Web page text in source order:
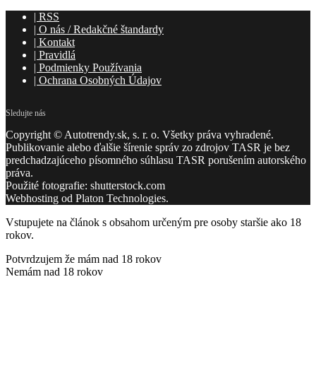
| RSS
| O nás / Redakčné štandardy
| Kontakt
| Pravidlá
| Podmienky Používania
| Ochrana Osobných Údajov
Sledujte nás
Copyright © Autotrendy.sk, s. r. o. Všetky práva vyhradené.
Publikovanie alebo ďalšie šírenie správ zo zdrojov TASR je bez
predchadzajúceho písomného súhlasu TASR porušením autorského
práva.
Použité fotografie: shutterstock.com
Webhosting od Platon Technologies.
Vstupujete na článok s obsahom určeným pre osoby staršie ako 18
rokov.
Potvrdzujem že mám nad 18 rokov
Nemám nad 18 rokov